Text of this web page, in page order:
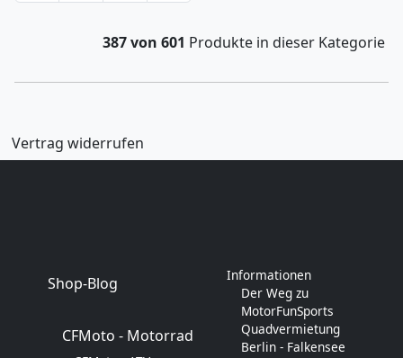
387 von 601 Produkte in dieser Kategorie
Vertrag widerrufen
Shop-Blog
CFMoto - Motorrad
Informationen
Der Weg zu
MotorFunSports
Quadvermietung
Berlin - Falkensee